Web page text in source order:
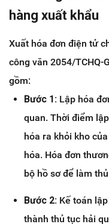
hàng xuất khẩu
Xuất hóa đơn điện tử
công văn 2054/TCHQ-
gồm:
Bước 1: Lập hóa
quan. Thời điểm
hóa ra khỏi kho
hóa. Hóa đơn
bộ hồ sơ để làm
Bước 2: Kế toán
thành thủ tục hải